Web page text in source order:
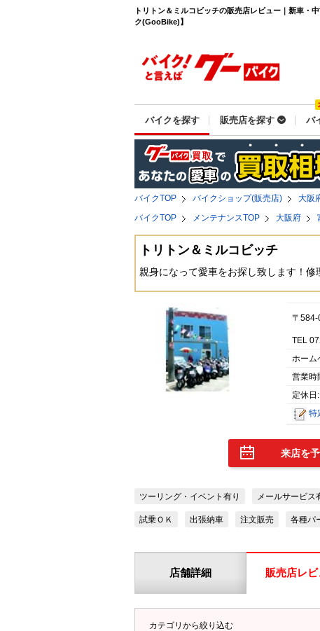
トリトン＆ミルコビッチの販売店レビュー｜新車・
ク(GooBike)】
バイクを探す 販売店を探す バ
バイクTOP バイクショップ(販売店) 大阪
バイクTOP
メンテナンスTOP 大阪府
トリトン＆ミルコビッチ
親身になって愛車をお探し致します！修
〒584-
TEL
ホーム
営業時
定休日
特
来店を
ツーリング・イベント有り メールサービス
試乗ＯＫ 出張納車 注文販売 各種パ
店舗詳細 販売店レ
カテゴリから絞り込む